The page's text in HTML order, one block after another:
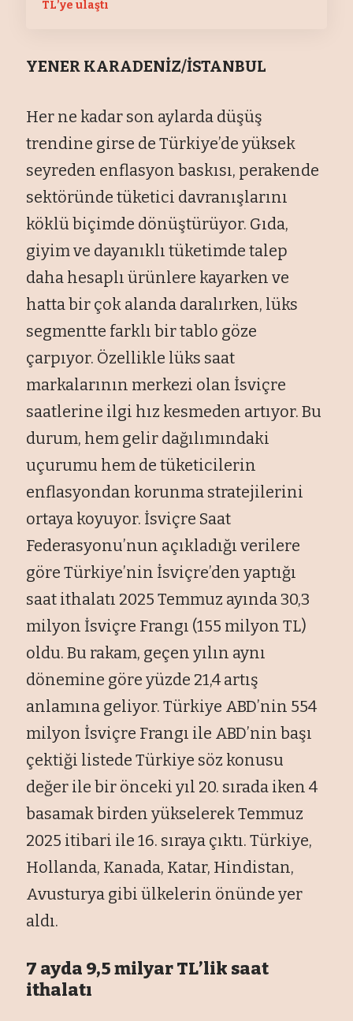
TL’ye ulaştı
YENER KARADENİZ/İSTANBUL
Her ne kadar son aylarda düşüş
trendine girse de Türkiye’de yüksek
seyreden enflasyon baskısı, perakende
sektöründe tüketici davranışlarını
köklü biçimde dönüştürüyor. Gıda,
giyim ve dayanıklı tüketimde talep
daha hesaplı ürünlere kayarken ve
hatta bir çok alanda daralırken, lüks
segmentte farklı bir tablo göze
çarpıyor. Özellikle lüks saat
markalarının merkezi olan İsviçre
saatlerine ilgi hız kesmeden artıyor. Bu
durum, hem gelir dağılımındaki
uçurumu hem de tüketicilerin
enflasyondan korunma stratejilerini
ortaya koyuyor. İsviçre Saat
Federasyonu’nun açıkladığı verilere
göre Türkiye’nin İsviçre’den yaptığı
saat ithalatı 2025 Temmuz ayında 30,3
milyon İsviçre Frangı (155 milyon TL)
oldu. Bu rakam, geçen yılın aynı
dönemine göre yüzde 21,4 artış
anlamına geliyor. Türkiye ABD’nin 554
milyon İsviçre Frangı ile ABD’nin başı
çektiği listede Türkiye söz konusu
değer ile bir önceki yıl 20. sırada iken 4
basamak birden yükselerek Temmuz
2025 itibari ile 16. sıraya çıktı. Türkiye,
Hollanda, Kanada, Katar, Hindistan,
Avusturya gibi ülkelerin önünde yer
aldı.
7 ayda 9,5 milyar TL’lik saat
ithalatı